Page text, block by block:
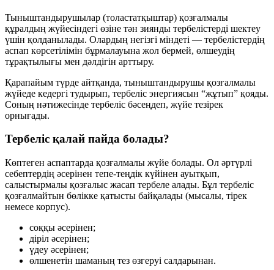
Тыныштандырушылар (толастатқыштар) қозғалмалы
құралдың жүйесіндегі өзіне тән зиянды тербелістерді шектеу
үшін қолданылады. Олардың негізгі міндеті — тербелістердің
аспап көрсетілімін бұрмалауына жол бермей, өлшеудің
тұрақтылығы мен дәлдігін арттыру.
Қарапайым түрде айтқанда, тыныштандырушы қозғалмалы
жүйеде кедергі тудырып, тербеліс энергиясын “жұтып” қояды.
Соның нәтижесінде тербеліс бәсеңдеп, жүйе тезірек
орнығады.
Тербеліс қалай пайда болады?
Көптеген аспаптарда қозғалмалы жүйе болады. Ол әртүрлі
себептердің әсерінен тепе-теңдік күйінен ауытқып,
салыстырмалы қозғалыс жасап тербеле алады. Бұл тербеліс
қозғалмайтын бөлікке қатысты байқалады (мысалы, тірек
немесе корпус).
соққы әсерінен;
діріл әсерінен;
үдеу әсерінен;
өлшенетін шаманың тез өзгеруі салдарынан.